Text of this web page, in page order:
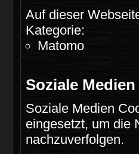
Auf dieser
Kategorie:
Matomo
Soziale
Soziale Medien
eingesetzt, um die
nachzuverfolgen.